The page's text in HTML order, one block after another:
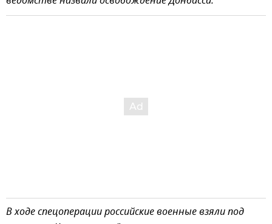
В ходе спецоперации российские военные взяли под